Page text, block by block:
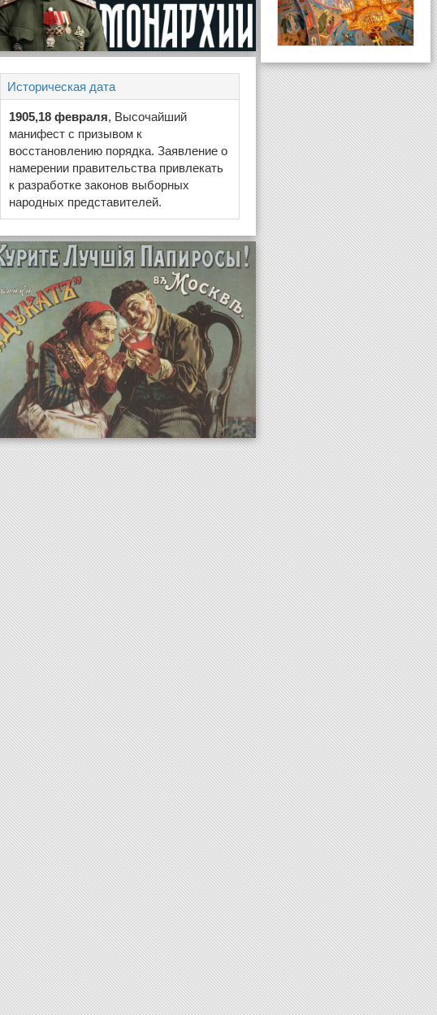
Историческая дата
1905,18 февраля, Высочайший
манифест с призывом к
восстановлению порядка. Заявление о
намерении правительства привлекать
к разработке законов выборных
народных представителей.